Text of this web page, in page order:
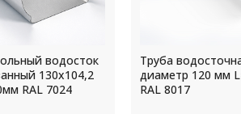
мм L=1250мм
Желоб
диаметр 180 мм
RAL RAL 9003